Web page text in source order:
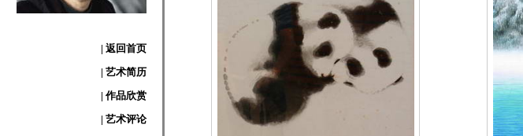
| 返回首页
| 艺术简历
| 作品欣赏
| 艺术评论